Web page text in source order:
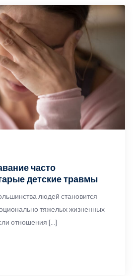
часто
детские травмы
людей становится
тяжелых жизненных
отношения […]